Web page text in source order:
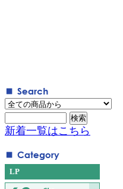
新着一覧はこちら
LP